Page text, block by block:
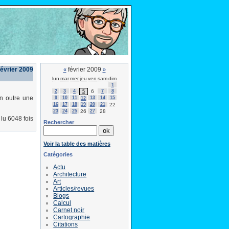
2009
outre une
lu 6048 fois
«février 2009 »
lun marmerjeu ven samdim
1
2
3 4 5 6 7
8
9
10 11 12 13 14
15
16
17 18 19 20 21 22
23 24 25 26 27 28
Rechercher
Voir la table des matières
Catégories
Actu
Architecture
Art
Articles/revues
Blogs
Calcul
Carnet noir
Cartographie
Citations